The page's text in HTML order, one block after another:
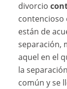
divorcio
contencioso
están de
separación,
aquel en el
la
común y se